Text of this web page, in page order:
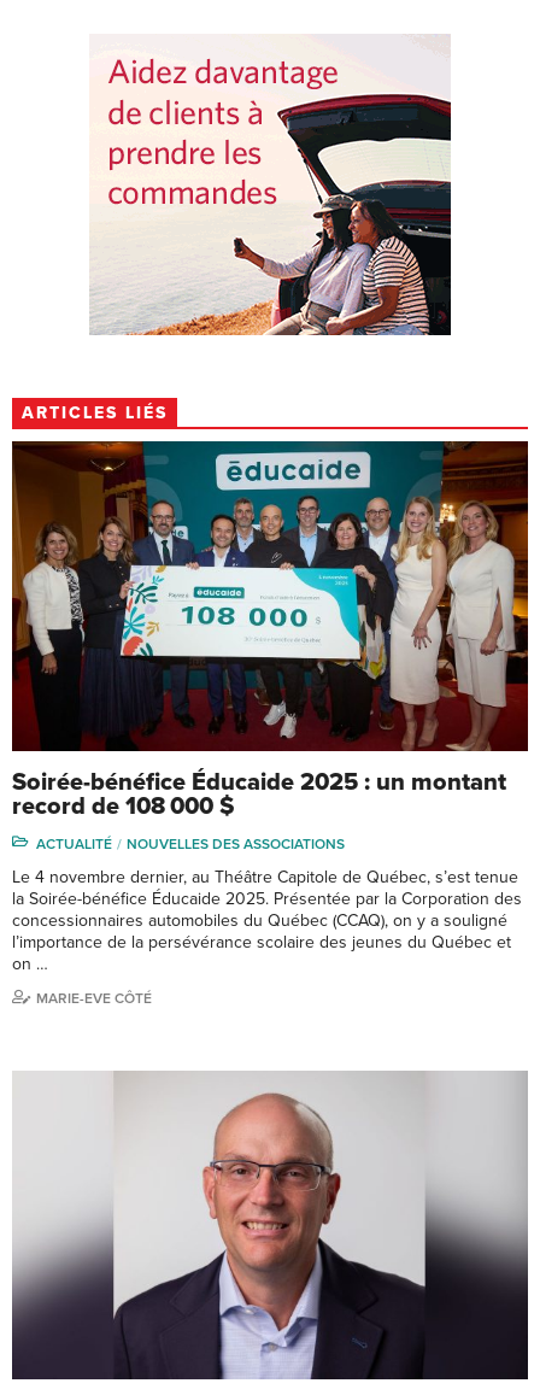
ARTICLES LIÉS
Soirée-bénéfice Éducaide 2025 : un montant
record de 108 000 $
ACTUALITÉ NOUVELLES DES ASSOCIATIONS
Le 4 novembre dernier, au Théâtre Capitole de Québec, s’est tenue
la Soirée-bénéfice Éducaide 2025. Présentée par la Corporation des
concessionnaires automobiles du Québec (CCAQ), on y a souligné
l’importance de la persévérance scolaire des jeunes du Québec et
on …
MARIE-EVE CÔTÉ